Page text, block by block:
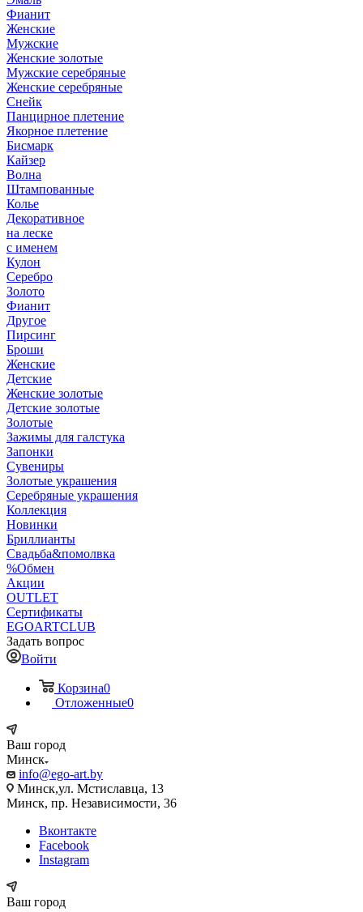
Фианит
Женские
Мужские
Женские золотые
Мужские серебряные
Женские серебряные
Снейк
Панцирное плетение
Якорное плетение
Бисмарк
Кайзер
Волна
Штампованные
Колье
Декоративное
на леске
с именем
Кулон
Серебро
Золото
Фианит
Другое
Пирсинг
Броши
Женские
Детские
Женские золотые
Детские золотые
Золотые
Зажимы для галстука
Запонки
Сувениры
Золотые украшения
Серебряные украшения
Коллекция
Новинки
Бриллианты
Свадьба&помолвка
%Обмен
Акции
OUTLET
Сертификаты
EGOARTCLUB
Задать вопрос
Войти
Корзина0
Отложенные0
Ваш город
Минск
info@ego-art.by
Минск,ул. Мстиславца, 13
Минск, пр. Независимости, 36
Вконтакте
Facebook
Instagram
Ваш город